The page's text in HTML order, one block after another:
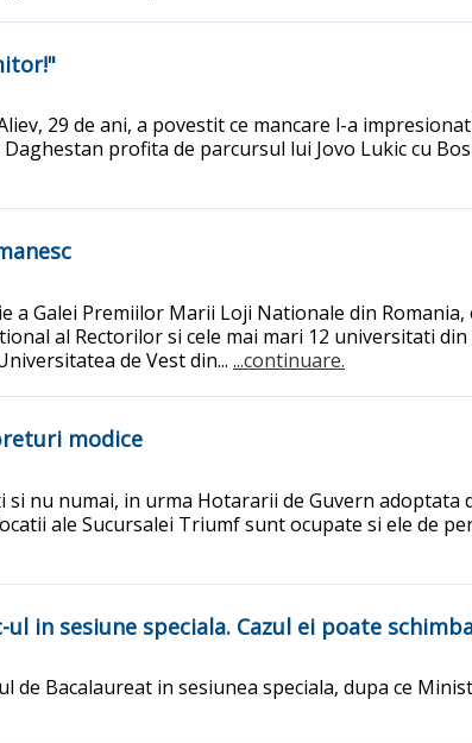
29 de ani, a povestit ce mancare l-a
profita de parcursul lui Jovo Lukic cu
a Galei Premiilor Marii Loji Nationale din
al Rectorilor si cele mai mari 12 universitati
de Vest din... ...continuare.
modice
nu numai, in urma Hotararii de Guvern adoptata
ale Sucursalei Triumf sunt ocupate si ele de
in sesiune speciala. Cazul ei poate
Bacalaureat in sesiunea speciala, dupa ce